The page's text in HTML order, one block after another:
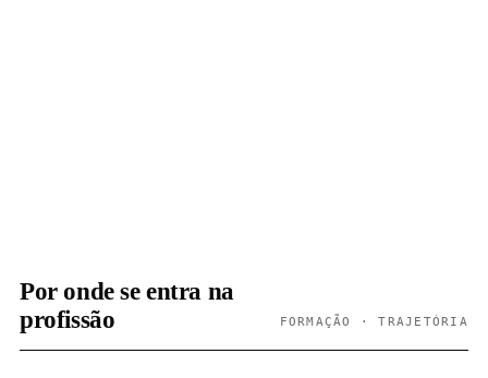
Por onde se entra na
profissão
FORMAÇÃO · TRAJETÓRIA